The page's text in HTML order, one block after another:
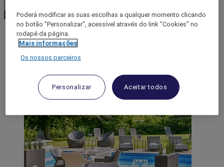
World
Germany
Duren
Poderá modificar as suas escolhas a qualquer momento clicando
no botão "Personalizar", acessível através do link "Cookies" no
rodapé da página.
Mais informações
Os nossos parceiros
Personalizar Aceitar todos